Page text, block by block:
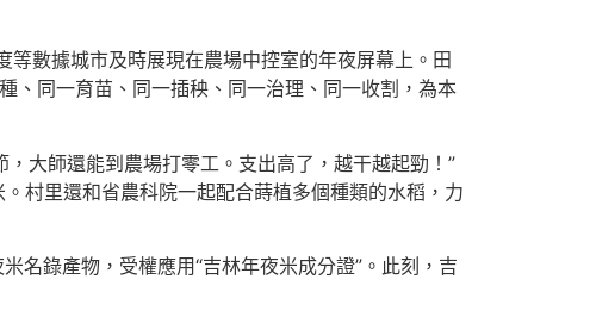
數據城市及時展現在農場中控室的年夜屏幕上。田
、同一育苗、同一插秧、同一治理、同一收割，為本
大師還能到農場打零工。支出高了，越干越起勁！”
村里還和省農科院一起配合蒔植多個種類的水稻，力
名錄產物，受權應用“吉林年夜米成分證”。此刻，吉